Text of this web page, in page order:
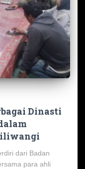
Dinasti
dari Badan
para ahli